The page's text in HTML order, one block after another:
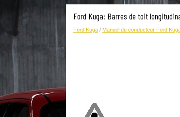
Ford Kuga: Barres de toit
Ford Kuga/ Manuel du conducteur Ford